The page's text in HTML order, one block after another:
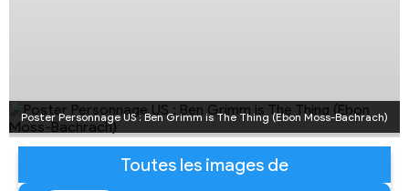
Poster Personnage US : Ben Grimm is The Thing (Ebon Moss-Bachrach)
Toutes les images de